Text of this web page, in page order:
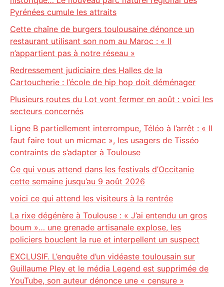
Pyrénées cumule les attraits
Cette chaîne de burgers toulousaine dénonce un
restaurant utilisant son nom au Maroc : « Il
n’appartient pas à notre réseau »
Redressement judiciaire des Halles de la
Cartoucherie : l’école de hip hop doit déménager
Plusieurs routes du Lot vont fermer en août : voici les
secteurs concernés
Ligne B partiellement interrompue, Téléo à l’arrêt : « Il
faut faire tout un micmac », les usagers de Tisséo
contraints de s’adapter à Toulouse
Ce qui vous attend dans les festivals d’Occitanie
cette semaine jusqu’au 9 août 2026
voici ce qui attend les visiteurs à la rentrée
La rixe dégénère à Toulouse : « J’ai entendu un gros
boum »… une grenade artisanale explose, les
policiers bouclent la rue et interpellent un suspect
EXCLUSIF. L’enquête d’un vidéaste toulousain sur
Guillaume Pley et le média Legend est supprimée de
YouTube, son auteur dénonce une « censure »